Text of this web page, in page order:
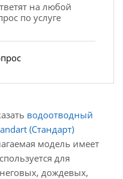
на любой
по услуге
водоотводный
(Стандарт)
модель имеет
для
дождевых,